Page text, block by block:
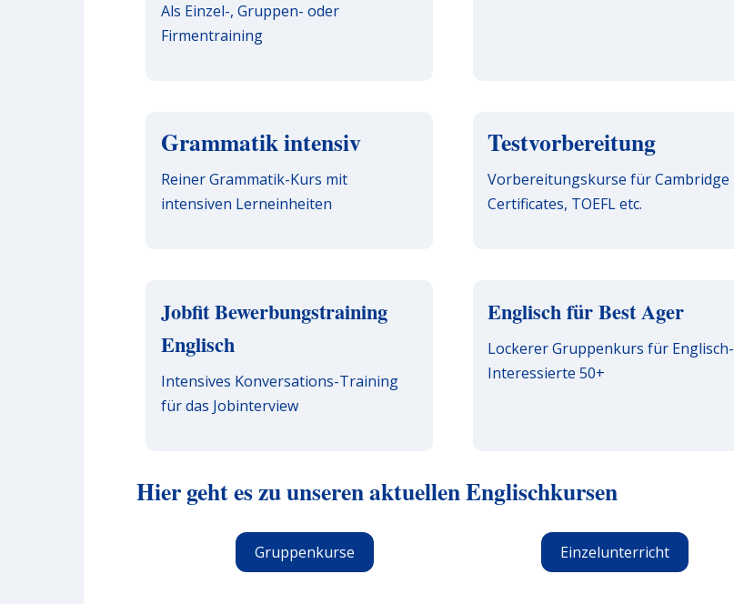
Als Einzel-, Gruppen- oder
Firmentraining
Grammatik intensiv
Reiner Grammatik-Kurs mit
intensiven Lerneinheiten
Testvorbereitung
Vorbereitungskurse für Cambridge
Certificates, TOEFL etc.
Jobfit Bewerbungstraining
Englisch
Intensives Konversations-Training
für das Jobinterview
Englisch für Best Ager
Lockerer Gruppenkurs für Englisch-
Interessierte 50+
Hier geht es zu unseren aktuellen Englischkursen
Gruppenkurse Einzelunterricht